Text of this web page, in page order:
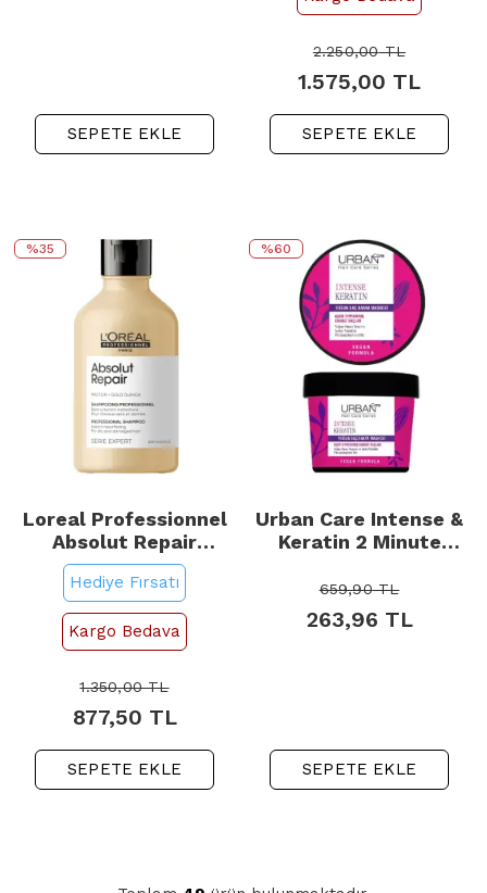
SEPETE EKLE
2.250,00TL
1.575,00 TL
SEPETE EKLE
%35
Loreal Professionnel
Absolut Repair
Shampoo - Onarıcı
Etkili Bakım Şampuanı
300ml
Hediye Fırsatı
Kargo Bedava
1.350,00TL
877,50 TL
SEPETE EKLE
%60
Urban Care Intense &
Keratin 2 Minute
Bakım Kürü 230ml
659,90TL
263,96 TL
SEPETE EKLE